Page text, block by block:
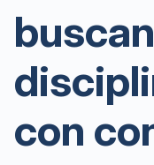
con